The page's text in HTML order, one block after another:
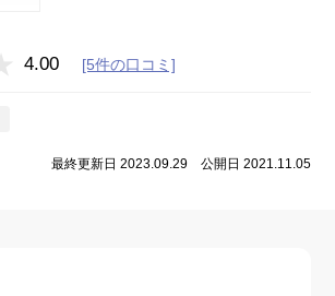
4.00 [5件の口コミ]
最終更新日 2023.09.29 公開日 2021.11.05